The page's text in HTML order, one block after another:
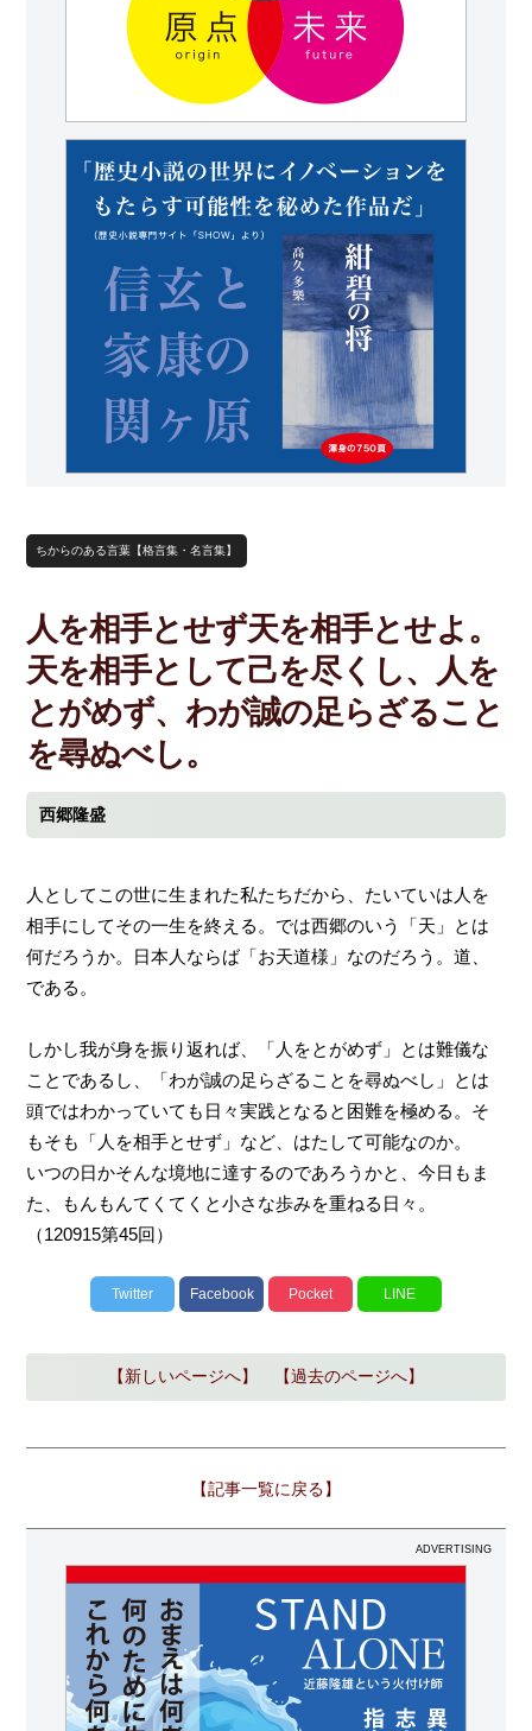
ちからのある言葉【格言集・名言集】
人を相手とせず天を相手とせよ。
天を相手として己を尽くし、人を
とがめず、わが誠の足らざること
を尋ぬべし。
西郷隆盛
人としてこの世に生まれた私たちだから、たいていは人を
相手にしてその一生を終える。では西郷のいう「天」とは
何だろうか。日本人ならば「お天道様」なのだろう。道、
である。
しかし我が身を振り返れば、「人をとがめず」とは難儀な
ことであるし、「わが誠の足らざることを尋ぬべし」とは
頭ではわかっていても日々実践となると困難を極める。そ
もそも「人を相手とせず」など、はたして可能なのか。
いつの日かそんな境地に達するのであろうかと、今日もま
た、もんもんてくてくと小さな歩みを重ねる日々。
（120915第45回）
Twitter Facebook Pocket LINE
【新しいページへ】 【過去のページへ】
【記事一覧に戻る】
ADVERTISING